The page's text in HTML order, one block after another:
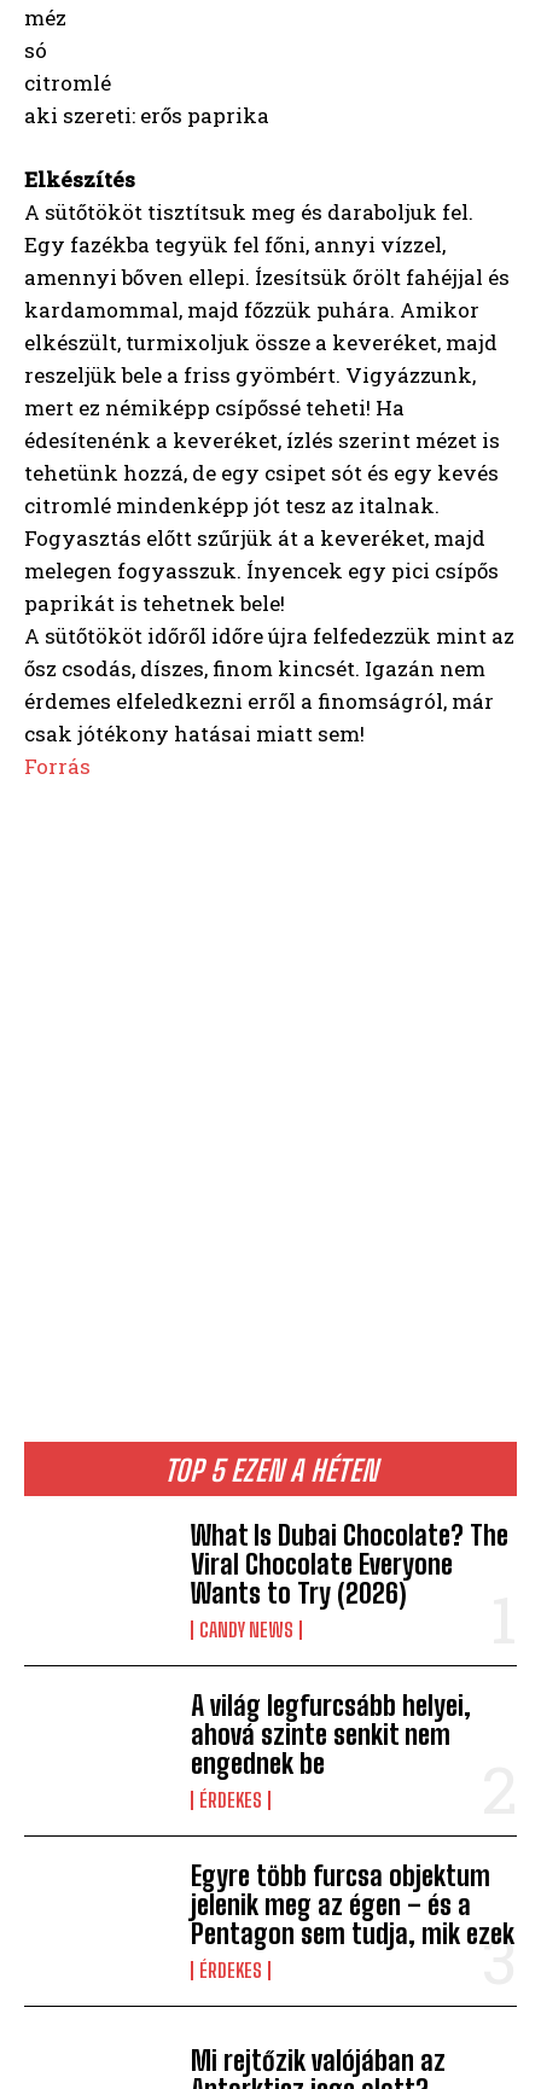
TOP 5 EZEN A HÉTEN
What Is Dubai Chocolate? The
Viral Chocolate Everyone
Wants to Try (2026)
CANDY NEWS
A világ legfurcsább helyei,
ahová szinte senkit nem
engednek be
ÉRDEKES
Egyre több furcsa objektum
jelenik meg az égen – és a
Pentagon sem tudja, mik ezek
ÉRDEKES
Mi rejtőzik valójában az
méz
só
citromlé
aki szereti: erős paprika
Elkészítés
A sütőtököt tisztítsuk meg és daraboljuk fel.
Egy fazékba tegyük fel főni, annyi vízzel,
amennyi bőven ellepi. Ízesítsük őrölt fahéjjal és
kardamommal, majd főzzük puhára. Amikor
elkészült, turmixoljuk össze a keveréket, majd
reszeljük bele a friss gyömbért. Vigyázzunk,
mert ez némiképp csípőssé teheti! Ha
édesítenénk a keveréket, ízlés szerint mézet is
tehetünk hozzá, de egy csipet sót és egy kevés
citromlé mindenképp jót tesz az italnak.
Fogyasztás előtt szűrjük át a keveréket, majd
melegen fogyasszuk. Ínyencek egy pici csípős
paprikát is tehetnek bele!
A sütőtököt időről időre újra felfedezzük mint az
ősz csodás, díszes, finom kincsét. Igazán nem
érdemes elfeledkezni erről a finomságról, már
csak jótékony hatásai miatt sem!
Forrás